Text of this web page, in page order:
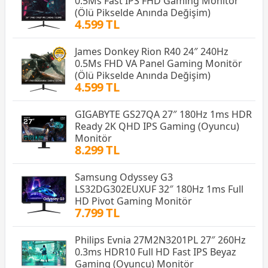
(Ölü Pikselde Anında Değişim)
4.599 TL
James Donkey Rion R40 24″ 240Hz
0.5Ms FHD VA Panel Gaming Monitör
(Ölü Pikselde Anında Değişim)
4.599 TL
GIGABYTE GS27QA 27″ 180Hz 1ms HDR
Ready 2K QHD IPS Gaming (Oyuncu)
Monitör
8.299 TL
Samsung Odyssey G3
LS32DG302EUXUF 32″ 180Hz 1ms Full
HD Pivot Gaming Monitör
7.799 TL
Philips Evnia 27M2N3201PL 27″ 260Hz
0.3ms HDR10 Full HD Fast IPS Beyaz
Gaming (Oyuncu) Monitör